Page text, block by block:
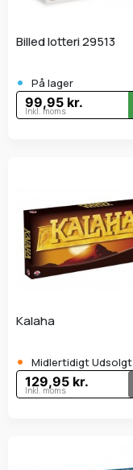
Billed lotteri 29513
• På lager
99,95 kr.
Inkl. moms
Kalaha
• Midlertidigt Udsolgt
129,95 kr.
Inkl. moms